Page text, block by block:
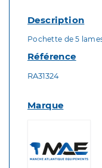
Description
Pochette de 5
Référence
RA31324
Marque